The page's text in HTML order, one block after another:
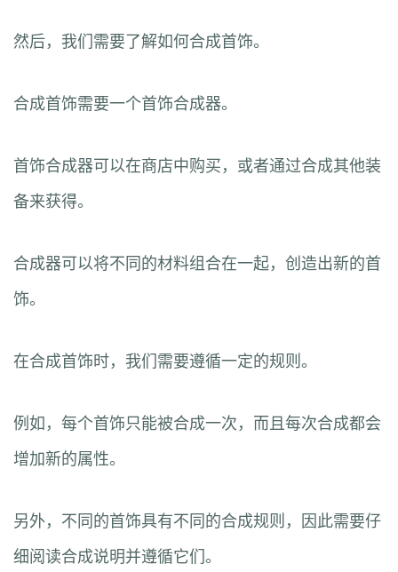
然后，我们需要了解如何合成首饰。
合成首饰需要一个首饰合成器。
首饰合成器可以在商店中购买，或者通过合成其他装
备来获得。
合成器可以将不同的材料组合在一起，创造出新的首
饰。
在合成首饰时，我们需要遵循一定的规则。
例如，每个首饰只能被合成一次，而且每次合成都会
增加新的属性。
另外，不同的首饰具有不同的合成规则，因此需要仔
细阅读合成说明并遵循它们。